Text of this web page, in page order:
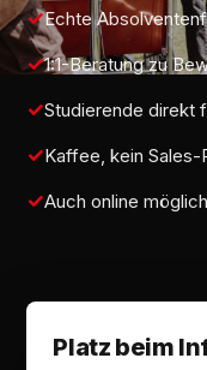
Echte
1:1-Beratung zu
Studierende direkt
Kaffee, kein Sales-
Auch online möglich
Platz beim